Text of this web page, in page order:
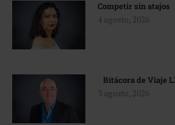
Competir sin atajos
4 agosto, 2026
Bitácora de Viaje
3 agosto, 2026